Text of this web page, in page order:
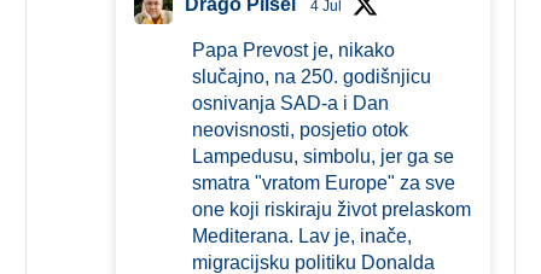
4 Jul
Papa Prevost je, nikako
slučajno, na 250. godišnjicu
osnivanja SAD-a i Dan
neovisnosti, posjetio otok
Lampedusu, simbolu, jer ga se
smatra "vratom Europe" za sve
one koji riskiraju život prelaskom
Mediterana. Lav je, inače,
migracijsku politiku Donalda